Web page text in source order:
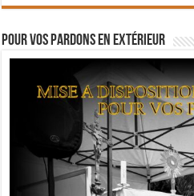
Pour vos pardons en extérieur